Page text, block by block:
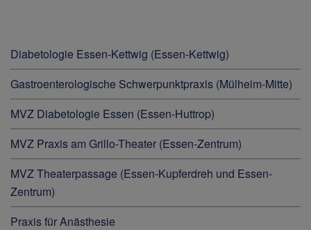
Diabetologie Essen-Kettwig (Essen-Kettwig)
Gastroenterologische Schwerpunktpraxis (Mülheim-Mitte)
MVZ Diabetologie Essen (Essen-Huttrop)
MVZ Praxis am Grillo-Theater (Essen-Zentrum)
MVZ Theaterpassage (Essen-Kupferdreh und Essen-
Zentrum)
Praxis für Anästhesie